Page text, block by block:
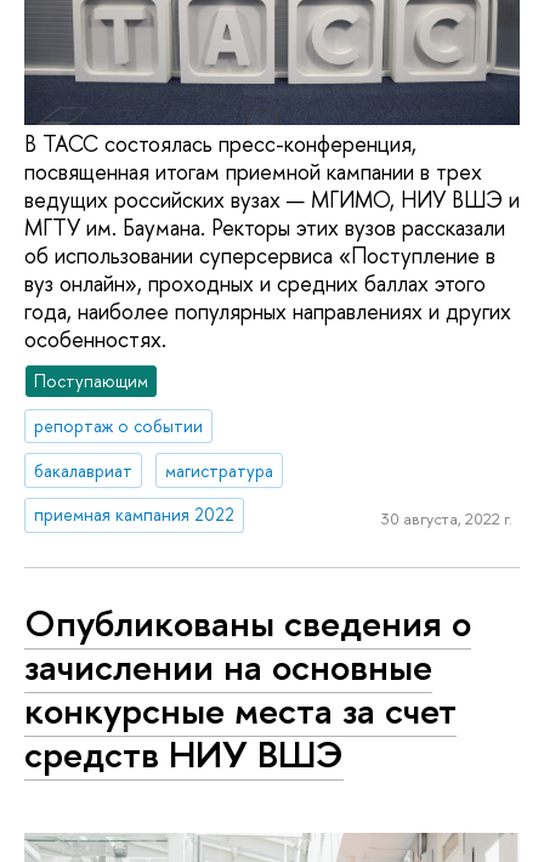
В ТАСС состоялась пресс-конференция,
посвященная итогам приемной кампании в трех
ведущих российских вузах — МГИМО, НИУ ВШЭ и
МГТУ им. Баумана. Ректоры этих вузов рассказали
об использовании суперсервиса «Поступление в
вуз онлайн», проходных и средних баллах этого
года, наиболее популярных направлениях и других
особенностях.
Поступающим
репортаж о событии
бакалавриат
магистратура
приемная кампания 2022
30 августа, 2022 г.
Опубликованы сведения о
зачислении на основные
конкурсные места за счет
средств НИУ ВШЭ